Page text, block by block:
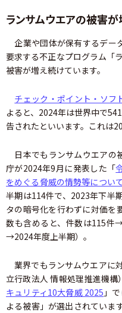
ランサムウエアの被害が
企業や団体が保有するデー
要求する不正なプログラム「
被害が増え続けています。
チェック・ポイント・ソフ
よると、2024年は世界中で
告されたといいます。これは
日本でもランサムウエアの
庁が2024年9月に発表した「
をめぐる脅威の情勢等について
半期は114件で、2023年下半
タの暗号化を行わずに対価を
数も含めると、件数は115件
→2024年度上半期）。
業界でもランサムウエアに
立行政法人 情報処理推進機
キュリティ10大脅威 2025 」
よる被害」が選出されていま